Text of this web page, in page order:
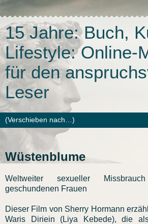
15 Jahre: Buch,
Lifestyle: Online-
für den
Leser
Wüstenblume
Weltweiter sexueller
geschundenen Frauen
Dieser Film von Sherry Hormann
Waris Diriein (Liya Kebede), die